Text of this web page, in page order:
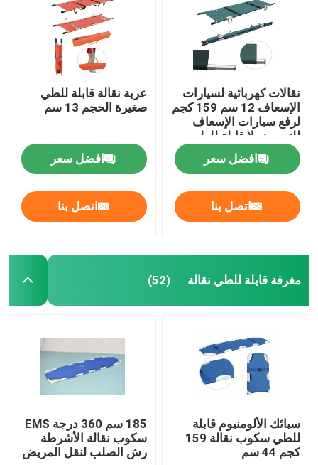
المنزل
نقالات كهربائية لسيارات
الإسعاف 12 سم 159 كجم
لرفع سيارات الإسعاف
للتمريض لا قابلة للطي
افضل سعر
اتصل بنا
عربة نقالة قابلة للطي
صغيرة الحجم 13 سم
افضل سعر
اتصل بنا
مغرفة قابلة للطي نقالة (52)
سبائك الألومنيوم قابلة
للطي سكوب نقالة 159
كجم 44 سم
185 سم 360 درجة EMS
سكوب نقالة الأشرطة
رش الصلب لنقل المريض